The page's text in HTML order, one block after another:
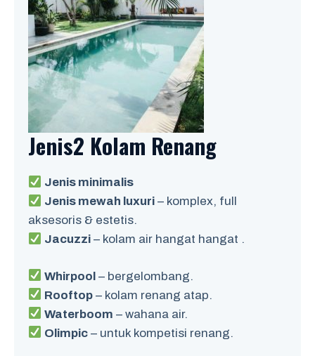
Jenis2 Kolam Renang
Jenis minimalis
Jenis mewah luxuri – komplex, full
aksesoris & estetis.
Jacuzzi – kolam air hangat hangat .
Whirpool – bergelombang.
Rooftop – kolam renang atap.
Waterboom – wahana air.
Olimpic – untuk kompetisi renang.